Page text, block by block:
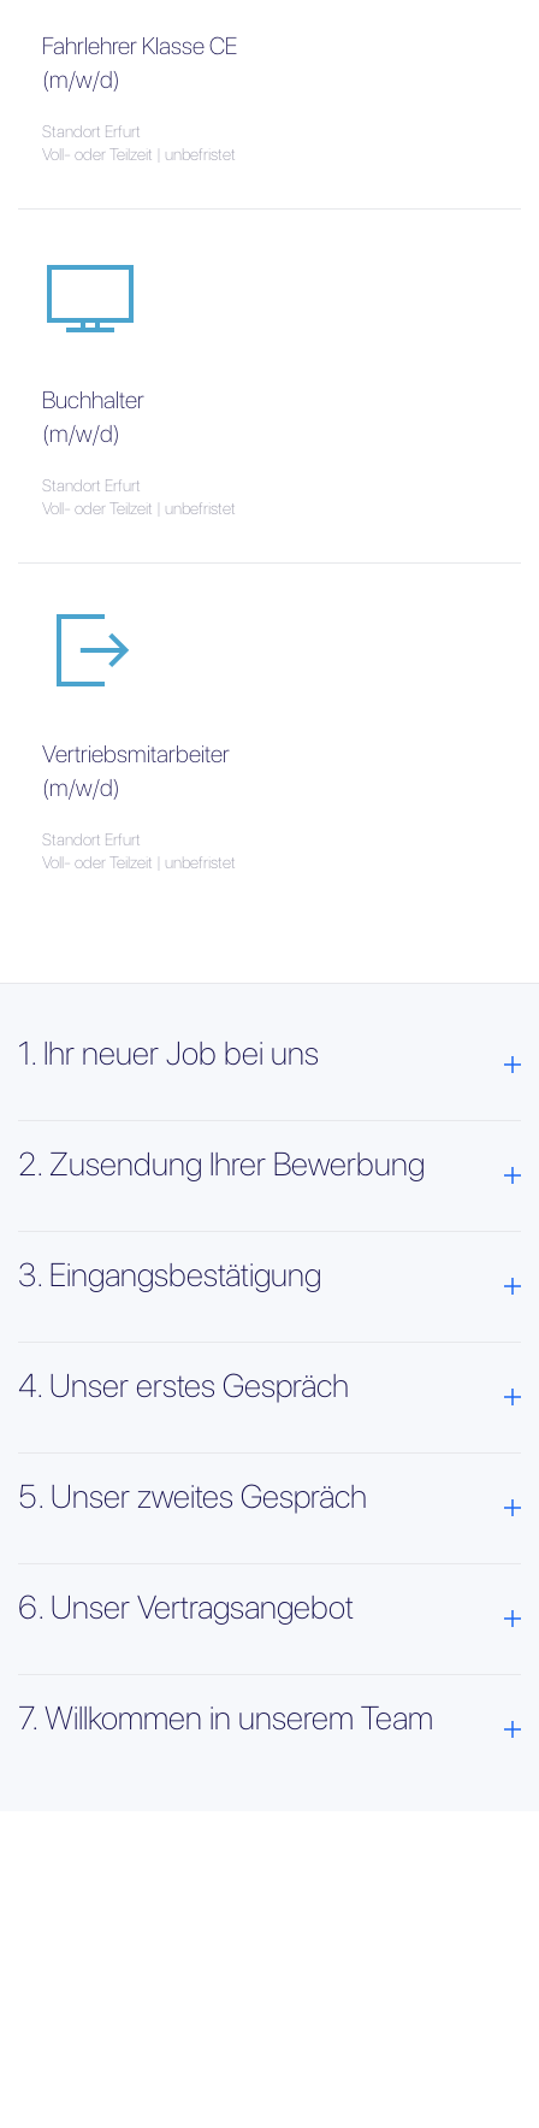
Fahrlehrer Klasse CE
(m/w/d)
Standort Erfurt
Voll- oder Teilzeit | unbefristet
Buchhalter
(m/w/d)
Standort Erfurt
Voll- oder Teilzeit | unbefristet
Vertriebsmitarbeiter
(m/w/d)
Standort Erfurt
Voll- oder Teilzeit | unbefristet
1. Ihr neuer Job bei uns
2. Zusendung Ihrer Bewerbung
3. Eingangsbestätigung
4. Unser erstes Gespräch
5. Unser zweites Gespräch
6. Unser Vertragsangebot
7. Willkommen in unserem Team